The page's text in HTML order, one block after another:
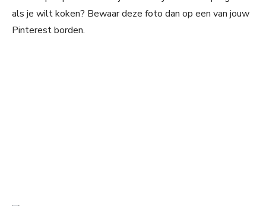
als je wilt koken? Bewaar deze foto dan op een van jouw
Pinterest borden.